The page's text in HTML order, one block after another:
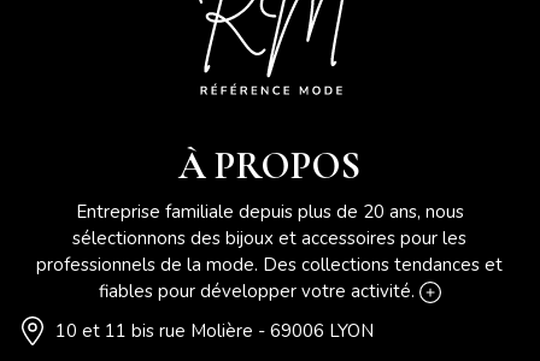
À PROPOS
Entreprise familiale depuis plus de 20 ans, nous
sélectionnons des bijoux et accessoires pour les
professionnels de la mode. Des collections tendances et
fiables pour développer votre activité.
10 et 11 bis rue Molière - 69006 LYON